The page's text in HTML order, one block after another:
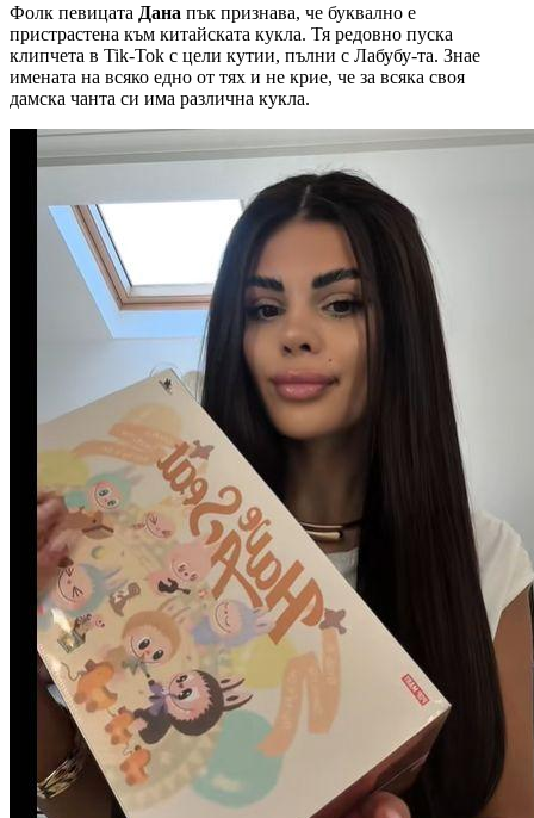
Фолк певицата Дана пък признава, че буквално е
пристрастена към китайската кукла. Тя редовно пуска
клипчета в Tik-Tok с цели кутии, пълни с Лабубу-та. Знае
имената на всяко едно от тях и не крие, че за всяка своя
дамска чанта си има различна кукла.